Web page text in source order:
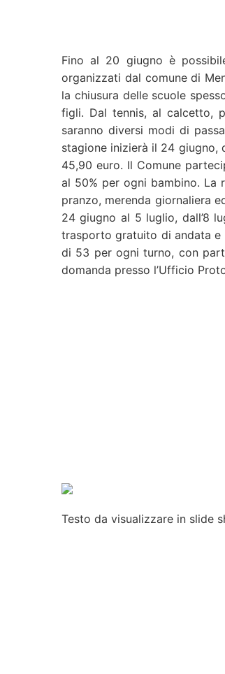
Fino al 20 giugno è
organizzati dal comune di
la chiusura delle scuole
figli. Dal tennis, al calcetto,
saranno diversi modi di
stagione inizierà il 24 giugno,
45,90 euro. Il Comune
al 50% per ogni bambino. La
pranzo, merenda giornaliera
24 giugno al 5 luglio, dall’8
trasporto gratuito di andata e
di 53 per ogni turno, con
domanda presso l’Ufficio
Testo da visualizzarein slide